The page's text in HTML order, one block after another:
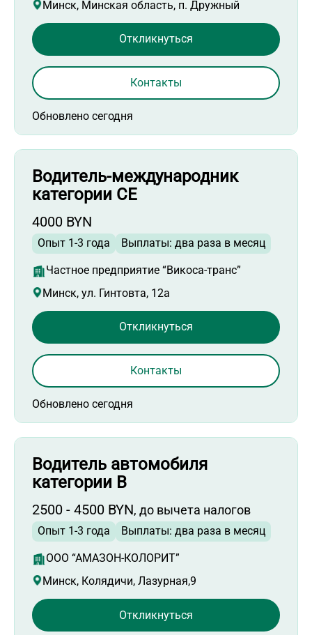
Минск, Минская область, п. Дружный
Обновлено сегодня
Откликнуться
Контакты
Водитель-международник
категории СЕ
4000 BYN
Опыт 1-3 года Выплаты: два раза в месяц
Частное предприятие “Викоса-транс”
Минск, ул. Гинтовта, 12а
Обновлено сегодня
Откликнуться
Контакты
Водитель автомобиля
категории В
2500 - 4500 BYN, до вычета налогов
Опыт 1-3 года Выплаты: два раза в месяц
ООО “АМАЗОН-КОЛОРИТ”
Минск, Колядичи, Лазурная,9
Откликнуться